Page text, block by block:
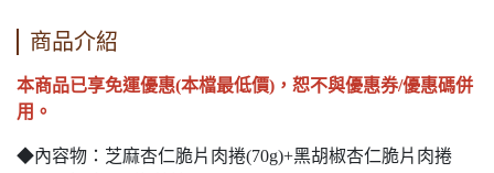
商品介紹
本商品已享免運優惠(本檔最低價)，恕不與優惠券/優惠碼併
用。
◆內容物：芝麻杏仁脆片肉捲(70g)+黑胡椒杏仁脆片肉捲